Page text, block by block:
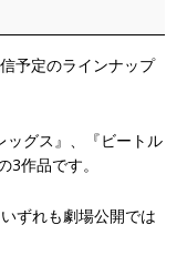
予定のラインナップ
ッグス』、『ビートル
3作品です。
ずれも劇場公開では